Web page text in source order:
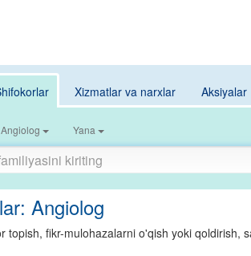
Xizmatlar va narxlar Aksiyalar
Angiolog Yana
Angiolog
topish, fikr-mulohazalarni o'qish yoki qoldirish,